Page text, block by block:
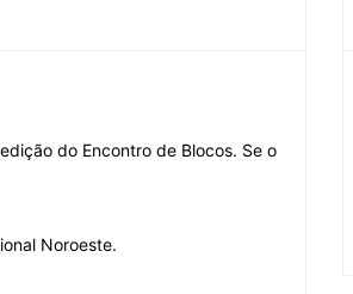
do Encontro de Blocos. Se o
Noroeste.